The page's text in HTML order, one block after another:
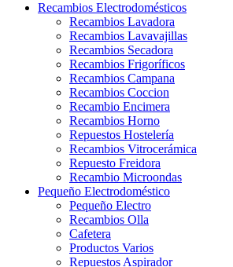
Recambios Electrodomésticos
Recambios Lavadora
Recambios Lavavajillas
Recambios Secadora
Recambios Frigoríficos
Recambios Campana
Recambios Coccion
Recambio Encimera
Recambios Horno
Repuestos Hostelería
Recambios Vitrocerámica
Repuesto Freidora
Recambio Microondas
Pequeño Electrodoméstico
Pequeño Electro
Recambios Olla
Cafetera
Productos Varios
Repuestos Aspirador